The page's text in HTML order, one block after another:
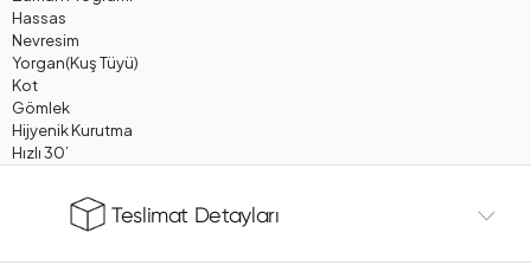
Hassas
Nevresim
Yorgan(Kuş Tüyü)
Kot
Gömlek
Hijyenik Kurutma
Hızlı 30’
Teslimat Detayları